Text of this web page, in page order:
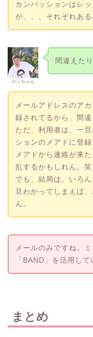
カンバッションはレ
が、、、それぞれあ
がっちゃん
間違えた
メールアドレスのア
録されてるから、間違
ただ、利用者は、一
ションのメアドに登
メアドから連絡が来
乱するかもしれん。笑
でも、結局は、いろ
旦わかってしまえば
ん。
メールのみですね。ミ
「BAND」を活用して
まとめ